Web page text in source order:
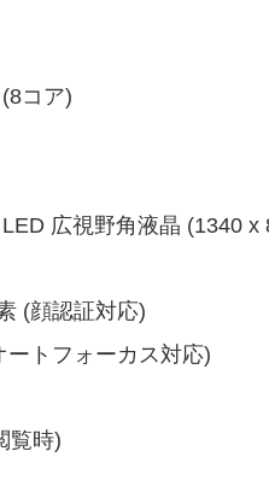
コア)
広視野角液晶 (1340 x
(顔認証対応)
ートフォーカス対応)
覧時)